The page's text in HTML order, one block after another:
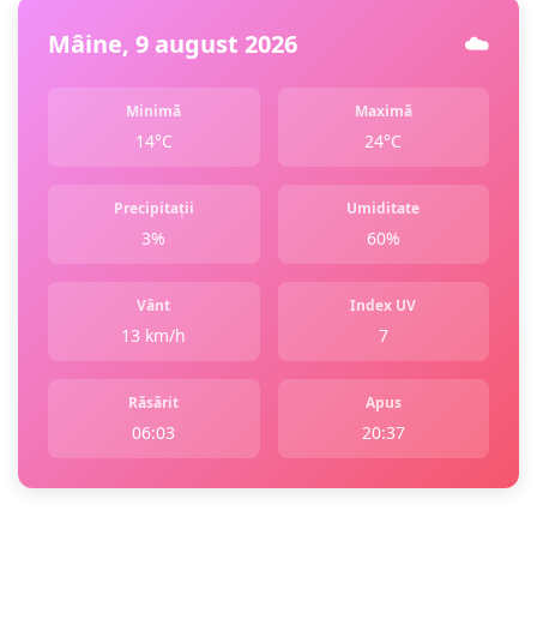
Mâine, 9 august 2026 ☁️
Minimă
14°C
Maximă
24°C
Precipitații
3%
Umiditate
60%
Vânt
13 km/h
Index UV
7
Răsărit
06:03
Apus
20:37